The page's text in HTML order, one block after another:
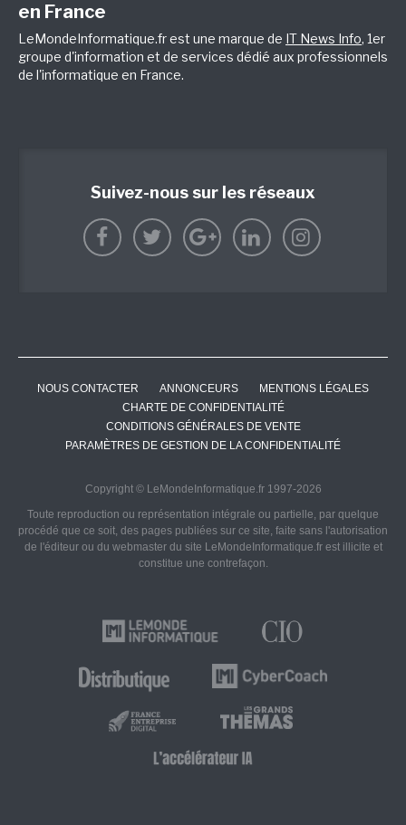
en France
LeMondeInformatique.fr est une marque de IT News Info, 1er
groupe d'information et de services dédié aux professionnels
de l'informatique en France.
Suivez-nous sur les réseaux
NOUS CONTACTER ANNONCEURS
MENTIONS LÉGALES
CHARTE DE CONFIDENTIALITÉ
CONDITIONS GÉNÉRALES DE VENTE
PARAMÈTRES DE GESTION DE LA CONFIDENTIALITÉ
Copyright © LeMondeInformatique.fr 1997-2026
Toute reproduction ou représentation intégrale ou partielle, par quelque
procédé que ce soit, des pages publiées sur ce site, faite sans l'autorisation
de l'éditeur ou du webmaster du site LeMondeInformatique.fr est illicite et
constitue une contrefaçon.